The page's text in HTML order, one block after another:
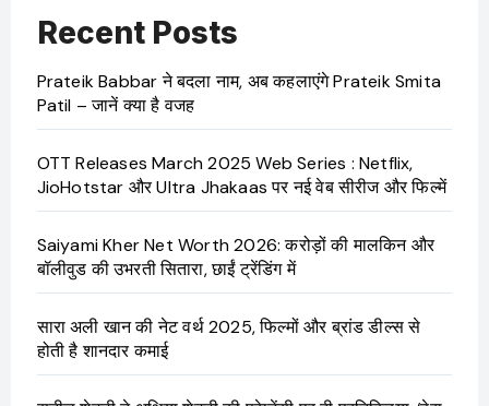
Recent Posts
Prateik Babbar ने बदला नाम, अब कहलाएंगे Prateik Smita
Patil – जानें क्या है वजह
OTT Releases March 2025 Web Series : Netflix,
JioHotstar और Ultra Jhakaas पर नई वेब सीरीज और फिल्में
Saiyami Kher Net Worth 2026: करोड़ों की मालकिन और
बॉलीवुड की उभरती सितारा, छाईं ट्रेंडिंग में
सारा अली खान की नेट वर्थ 2025, फिल्मों और ब्रांड डील्स से
होती है शानदार कमाई